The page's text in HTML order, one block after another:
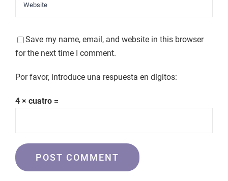
Save my name, email, and website in this browser
for the next time I comment.
Por favor, introduce una respuesta en dígitos:
4 × cuatro =